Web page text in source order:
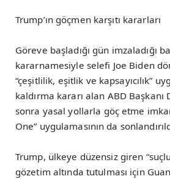
Trump’ın göçmen karşıtı kararları
Göreve başladığı gün imzaladığı
kararnamesiyle selefi Joe Biden
“çeşitlilik, eşitlik ve kapsayıcılık”
kaldırma kararı alan ABD
sonra yasal yollarla göç etme
One” uygulamasının da
Trump, ülkeye düzensiz giren
gözetim altında tutulması için